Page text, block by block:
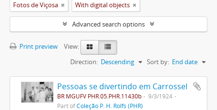
Fotos de Viçosa With digital objects
Advanced search options
Print preview
View:
Sort by: End date
Direction: Descending
Pessoas se divertindo em Carrossel
BR MGUFV PHR.05.PHR.11430b
9/3/1924
Part ofColeção P. H. Rolfs (PHR)